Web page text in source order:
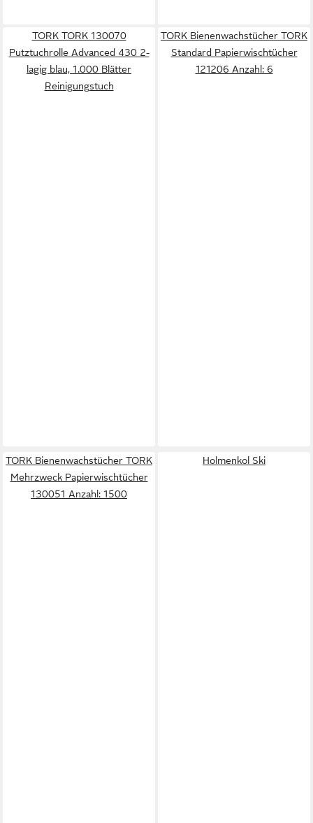
TORK TORK 130070
Putztuchrolle Advanced 430 2-
lagig blau, 1.000 Blätter
Reinigungstuch
TORK Bienenwachstücher TORK
Standard Papierwischtücher
121206 Anzahl: 6
TORK Bienenwachstücher TORK
Mehrzweck Papierwischtücher
130051 Anzahl: 1500
Holmenkol Ski